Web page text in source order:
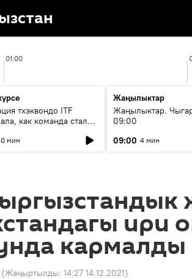
01:00
тхэквондо ITF
как команда стала
мин
Жаңылыктар
Жаңылыктар.
09:00
09:00 4 мин
ири
кармалды
(Жаңыртылды: 14:27 14.12.2021)